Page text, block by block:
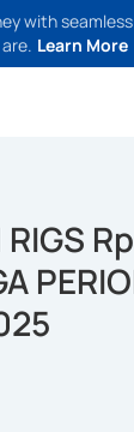
with
Learn More